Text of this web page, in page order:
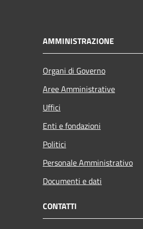
AMMINISTRAZIONE
Organi di Governo
Aree Amministrative
Uffici
Enti e fondazioni
Politici
Personale Amministrativo
Documenti e dati
CONTATTI